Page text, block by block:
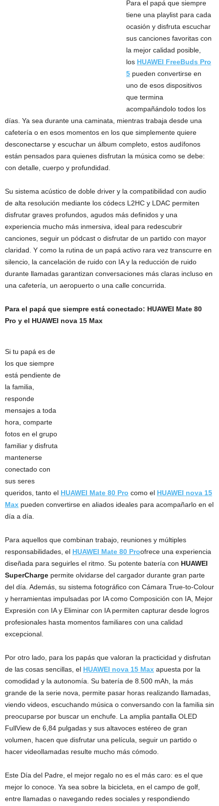
Para el papá que siempre
tiene una playlist para cada
ocasión y disfruta escuchar
sus canciones favoritas con
la mejor calidad posible,
los HUAWEI FreeBuds Pro
5 pueden convertirse en
uno de esos dispositivos
que termina
acompañándolo todos los
días. Ya sea durante una caminata, mientras trabaja desde una
cafetería o en esos momentos en los que simplemente quiere
desconectarse y escuchar un álbum completo, estos audífonos
están pensados para quienes disfrutan la música como se debe:
con detalle, cuerpo y profundidad.
Su sistema acústico de doble driver y la compatibilidad con audio
de alta resolución mediante los códecs L2HC y LDAC permiten
disfrutar graves profundos, agudos más definidos y una
experiencia mucho más inmersiva, ideal para redescubrir
canciones, seguir un pódcast o disfrutar de un partido con mayor
claridad. Y como la rutina de un papá activo rara vez transcurre en
silencio, la cancelación de ruido con IA y la reducción de ruido
durante llamadas garantizan conversaciones más claras incluso en
una cafetería, un aeropuerto o una calle concurrida.
Para el papá que siempre está conectado: HUAWEI Mate 80
Pro y el HUAWEI nova 15 Max
Si tu papá es de
los que siempre
está pendiente de
la familia,
responde
mensajes a toda
hora, comparte
fotos en el grupo
familiar y disfruta
mantenerse
conectado con
sus seres
queridos, tanto el HUAWEI Mate 80 Pro como el HUAWEI nova 15
Max pueden convertirse en aliados ideales para acompañarlo en el
día a día.
Para aquellos que combinan trabajo, reuniones y múltiples
responsabilidades, el HUAWEI Mate 80 Proofrece una experiencia
diseñada para seguirles el ritmo. Su potente batería con HUAWEI
SuperCharge permite olvidarse del cargador durante gran parte
del día. Además, su sistema fotográfico con Cámara True-to-Colour
y herramientas impulsadas por IA como Composición con IA, Mejor
Expresión con IA y Eliminar con IA permiten capturar desde logros
profesionales hasta momentos familiares con una calidad
excepcional.
Por otro lado, para los papás que valoran la practicidad y disfrutan
de las cosas sencillas, el HUAWEI nova 15 Max apuesta por la
comodidad y la autonomía. Su batería de 8.500 mAh, la más
grande de la serie nova, permite pasar horas realizando llamadas,
viendo videos, escuchando música o conversando con la familia sin
preocuparse por buscar un enchufe. La amplia pantalla OLED
FullView de 6,84 pulgadas y sus altavoces estéreo de gran
volumen, hacen que disfrutar una película, seguir un partido o
hacer videollamadas resulte mucho más cómodo.
Este Día del Padre, el mejor regalo no es el más caro: es el que
mejor lo conoce. Ya sea sobre la bicicleta, en el campo de golf,
entre llamadas o navegando redes sociales y respondiendo